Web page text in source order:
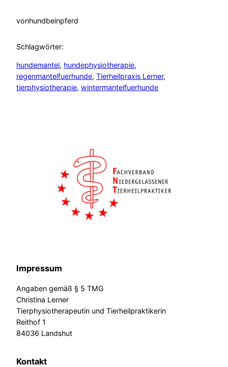
vonhundbeinpferd
Schlagwörter:
hundemantel, hundephysiotherapie
regenmantelfuerhunde, Tierheilpraxis Lerner
tierphysiotherapie, wintermantelfuerhunde
Impressum
Angaben gemäß § 5 TMG
Christina Lerner
Tierphysiotherapeutin und Tierheilpraktikerin
Reithof 1
84036 Landshut
Kontakt